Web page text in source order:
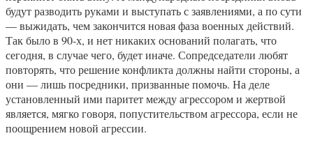
будут разводить руками и выступать с заявлениями, а по сути
— выжидать, чем закончится новая фаза военных действий.
Так было в 90-х, и нет никаких оснований полагать, что
сегодня, в случае чего, будет иначе. Сопредседатели любят
повторять, что решение конфликта должны найти стороны, а
они — лишь посредники, призванные помочь. На деле
установленный ими паритет между агрессором и жертвой
является, мягко говоря, попустительством агрессора, если не
поощрением новой агрессии.